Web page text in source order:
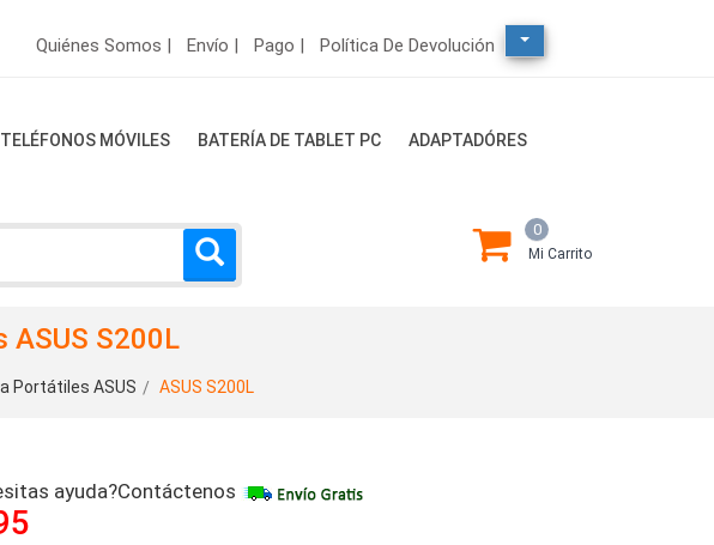
Quiénes Somos | Envío | Pago | Política De Devolución
MÓVILES BATERÍA DE TABLET PC ADAPTADÓRES
0
Mi Carrito
S200L
Portátiles ASUS ASUS S200L
ayuda?Contáctenos